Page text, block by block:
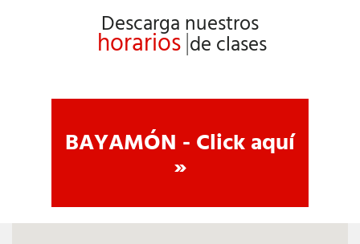
Descarga nuestros
horarios|de clases
BAYAMÓN - Click aquí
»